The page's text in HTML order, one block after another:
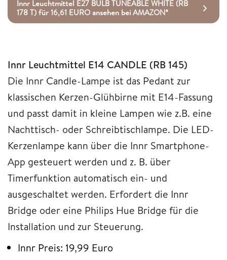
Innr Leuchtmittel E27 BULB TUNEABLE WHITE (RB
178 T) für 16,61 EURO ansehen bei AMAZON*
Innr Leuchtmittel E14 CANDLE (RB 145)
Die Innr Candle-Lampe ist das Pedant zur
klassischen Kerzen-Glühbirne mit E14-Fassung
und passt damit in kleine Lampen wie z.B. eine
Nachttisch- oder Schreibtischlampe. Die LED-
Kerzenlampe kann über die Innr Smartphone-
App gesteuert werden und z. B. über
Timerfunktion automatisch ein- und
ausgeschaltet werden. Erfordert die Innr
Bridge oder eine Philips Hue Bridge für die
Installation und zur Steuerung.
Innr Preis: 19,99 Euro